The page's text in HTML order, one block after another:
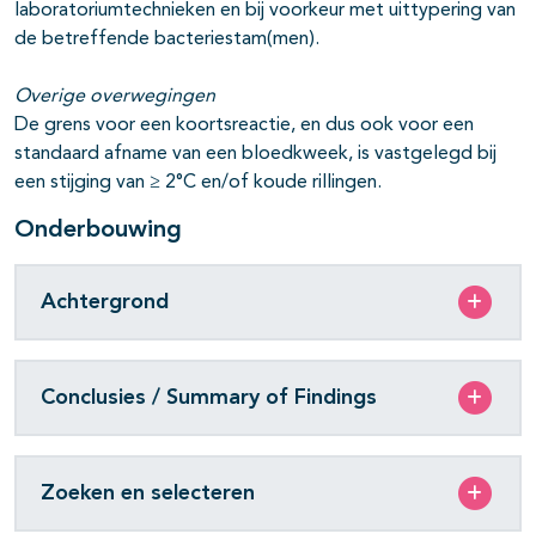
laboratoriumtechnieken en bij voorkeur met uittypering van
de betreffende bacteriestam(men).
Overige overwegingen
De grens voor een koortsreactie, en dus ook voor een
standaard afname van een bloedkweek, is vastgelegd bij
een stijging van ≥ 2°C en/of koude rillingen.
Onderbouwing
Achtergrond
Conclusies / Summary of Findings
Zoeken en selecteren